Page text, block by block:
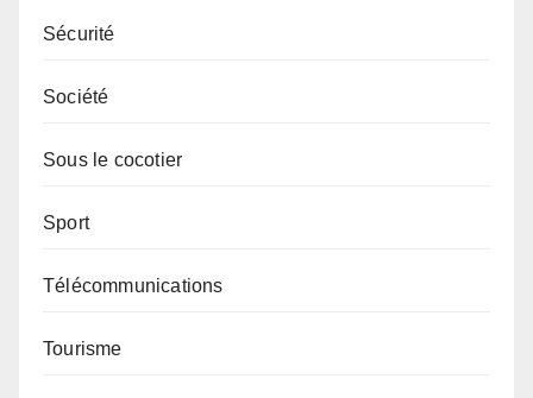
Sécurité
Société
Sous le cocotier
Sport
Télécommunications
Tourisme